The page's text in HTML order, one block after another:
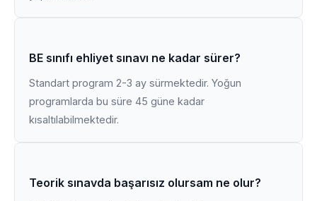
BE sınıfı ehliyet sınavı ne kadar sürer?
Standart program 2-3 ay sürmektedir. Yoğun
programlarda bu süre 45 güne kadar
kısaltılabilmektedir.
Teorik sınavda başarısız olursam ne olur?